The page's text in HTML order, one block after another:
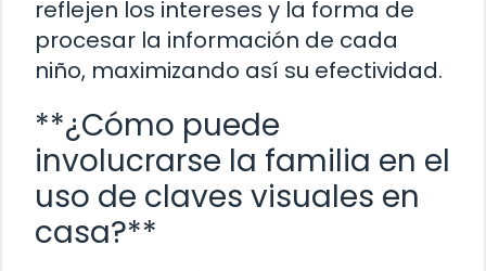
reflejen los intereses y la forma de
procesar la información de cada
niño, maximizando así su efectividad.
**¿Cómo puede
involucrarse la familia en el
uso de claves visuales en
casa?**